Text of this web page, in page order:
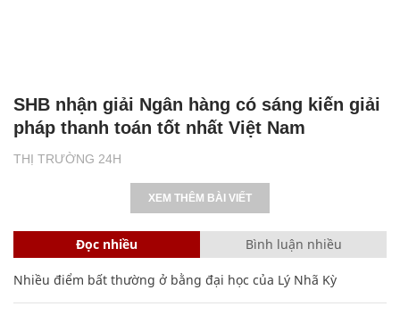
THỊ TRƯỜNG 24H
SHB nhận giải Ngân hàng có sáng kiến giải
pháp thanh toán tốt nhất Việt Nam
XEM THÊM BÀI VIẾT
Đọc nhiều Bình luận nhiều
Nhiều điểm bất thường ở bằng đại học của Lý Nhã Kỳ